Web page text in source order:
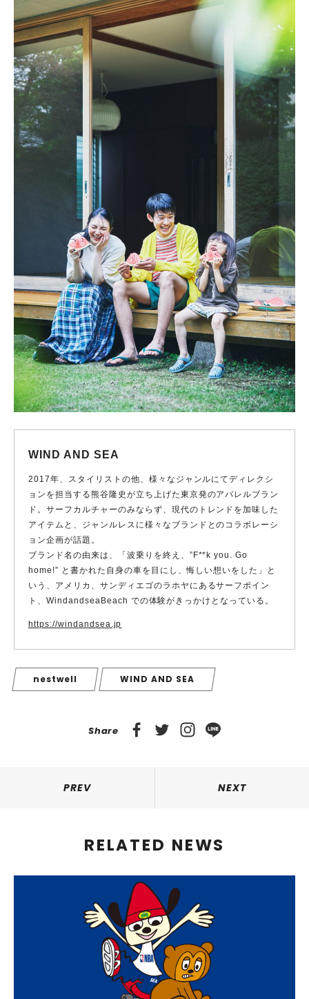
WIND AND SEA
2017年、スタイリストの他、様々なジャンルにてディレクシ
ョンを担当する熊谷隆史が立ち上げた東京発のアパレルブラン
ド。サーフカルチャーのみならず、現代のトレンドを加味した
アイテムと、ジャンルレスに様々なブランドとのコラボレーシ
ョン企画が話題。
ブランド名の由来は、「波乗りを終え、”F**k you. Go
home!” と書かれた自身の車を目にし、悔しい想いをした」と
いう、アメリカ、サンディエゴのラホヤにあるサーフポイン
ト、WindandseaBeach での体験がきっかけとなっている。
https://windandsea.jp
nestwell WIND AND SEA
Share
PREV NEXT
RELATED NEWS